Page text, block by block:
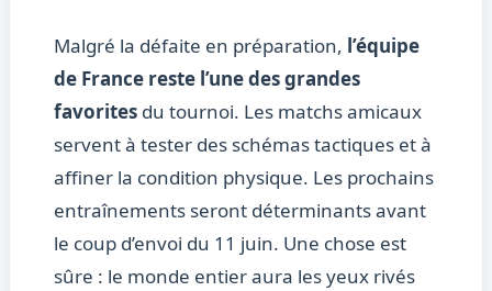
Malgré la défaite en préparation, l’équipe
de France reste l’une des grandes
favoritesdu tournoi. Les matchs amicaux
servent à tester des schémas tactiques et à
affiner la condition physique. Les prochains
entraînements seront déterminants avant
le coup d’envoi du 11 juin. Une chose est
sûre : le monde entier aura les yeux rivés